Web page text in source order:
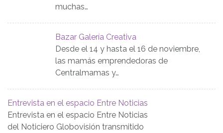
muchas…
Bazar Galería Creativa
Desde el 14 y hasta el 16 de noviembre,
las mamás emprendedoras de
Centralmamas y…
Entrevista en el espacio Entre Noticias
Entrevista en el espacio Entre Noticias
del Noticiero Globovisión transmitido